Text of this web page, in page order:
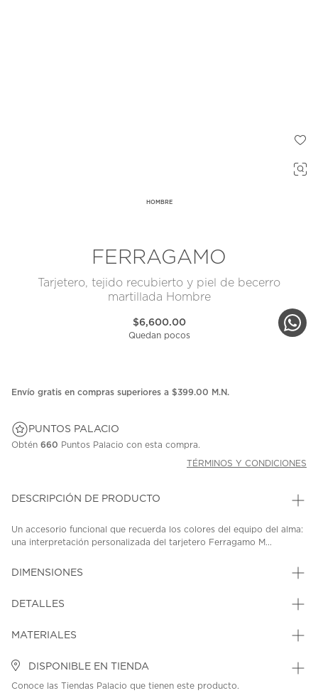
HOMBRE
FERRAGAMO
Tarjetero, tejido recubierto y piel de becerro
martillada Hombre
$6,600.00
Quedan pocos
Envío gratis en compras superiores a $399.00 M.N.
PUNTOS PALACIO
Obtén 660 Puntos Palacio con esta compra.
TÉRMINOS Y CONDICIONES
DESCRIPCIÓN DE PRODUCTO
Un accesorio funcional que recuerda los colores del equipo del alma:
una interpretación personalizada del tarjetero Ferragamo M...
DIMENSIONES
DETALLES
MATERIALES
DISPONIBLE EN TIENDA
Conoce las Tiendas Palacio que tienen este producto.